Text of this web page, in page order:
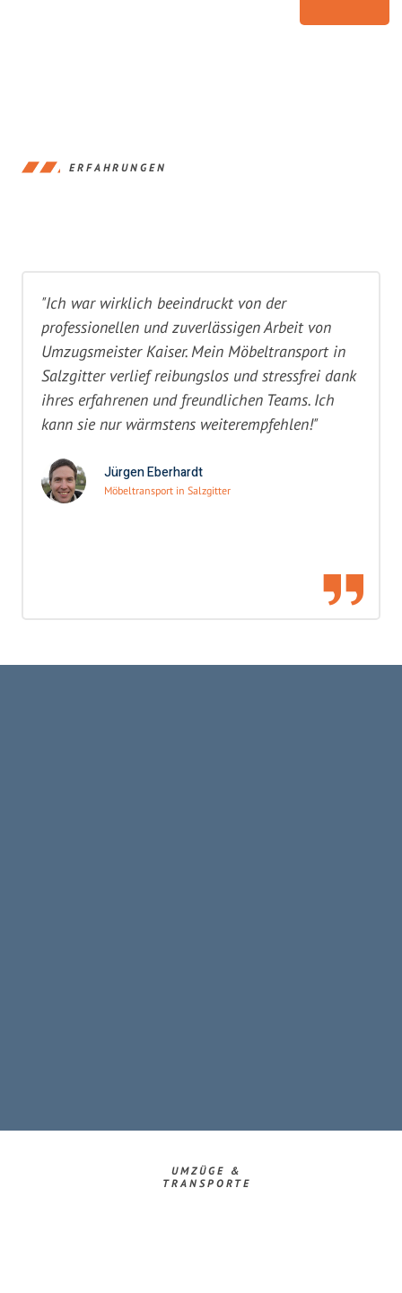
ERFAHRUNGEN
"Ich war wirklich beeindruckt von der
professionellen und zuverlässigen Arbeit von
Umzugsmeister Kaiser. Mein Möbeltransport in
Salzgitter verlief reibungslos und stressfrei dank
ihres erfahrenen und freundlichen Teams. Ich
kann sie nur wärmstens weiterempfehlen!"
Jürgen Eberhardt
Möbeltransport in Salzgitter
UMZÜGE &
TRANSPORTE